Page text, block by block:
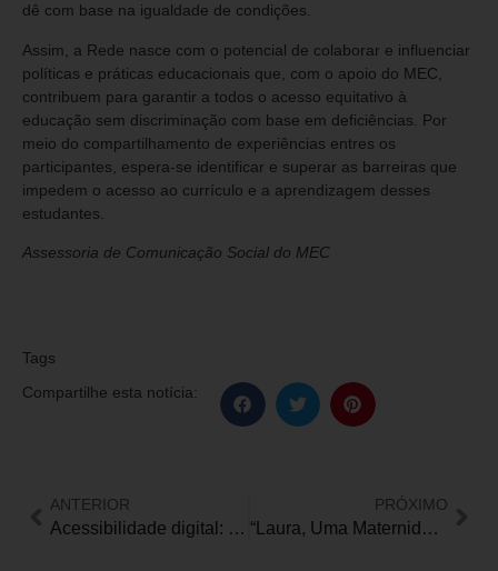
dê com base na igualdade de condições.
Assim, a Rede nasce com o potencial de colaborar e influenciar
políticas e práticas educacionais que, com o apoio do MEC,
contribuem para garantir a todos o acesso equitativo à
educação sem discriminação com base em deficiências. Por
meio do compartilhamento de experiências entres os
participantes, espera-se identificar e superar as barreiras que
impedem o acesso ao currículo e a aprendizagem desses
estudantes.
Assessoria de Comunicação Social do MEC
Tags
Compartilhe esta notícia:
ANTERIOR
Acessibilidade digital: Tecnologia oferece inclusão por meio de comandos de voz, gestos e até estímulos cerebrais
PRÓXIMO
“Laura, Uma Maternidade Especial”: A jornada emocionante e corajosa de uma mãe atípica